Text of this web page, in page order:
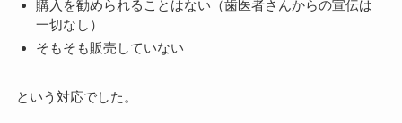
購入を勧められることはない（歯医者さんからの宣伝は
一切なし）
そもそも販売していない
という対応でした。